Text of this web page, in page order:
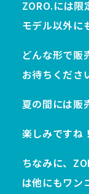
ZORO.には限
モデル以外に
どんな形で販
お待ちくださ
夏の間には販
楽しみですね！
ちなみに、
は他にもワン